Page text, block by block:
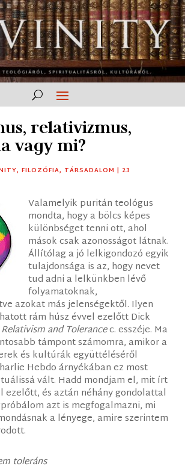
relativizmus,
vagy mi?
,FILOZÓFIA, TÁRSADALOM | 23
Valamelyik puritán teológus
mondta, hogy a bölcs képes
különbséget tenni ott, ahol
mások csak azonosságot látnak.
Állítólag a jó lelkigondozó egyik
tulajdonsága is az, hogy nevet
tud adni a lelkünkben lévő
folyamatoknak,
azokat más jelenségektől. Ilyen
rám húsz évvel ezelőtt Dick
and Tolerancec. esszéje. Ma
támpont számomra, amikor a
és kultúrák együttéléséről
Hebdo árnyékában ez most
vált. Hadd mondjam el, mit írt
ezelőtt, és aztán néhány gondolattal
azt is megfogalmazni, mi
a lényege, amire szerintem
toleráns